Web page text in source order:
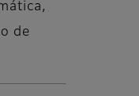
de